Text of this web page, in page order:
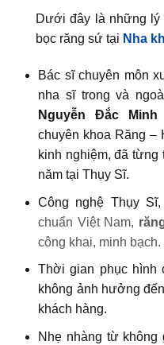
Dưới đây là những lý
bọc răng sứ tại Nha
Bác sĩ chuyên môn
nha sĩ trong và
Nguyễn Đắc Minh
chuyên khoa Răng –
kinh nghiệm, đã từng
năm tại Thụy Sĩ.
Công nghệ Thụy Sĩ,
chuẩn Việt Nam,
công khai, minh bạch.
Thời gian phục hình
không ảnh hưởng
khách hàng.
Nhẹ nhàng từ không